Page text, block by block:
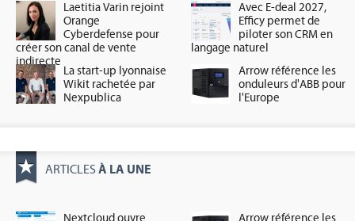
Laetitia Varin rejoint
Orange
Cyberdefense pour
créer son canal de vente
indirecte
Avec E-deal 2027,
Efficy permet de
piloter son CRM en
langage naturel
La start-up lyonnaise
Wikit rachetée par
Nexpublica
Arrow référence les
onduleurs d'ABB pour
l'Europe
ARTICLES À LA UNE
Nextcloud ouvre Arrow référence les